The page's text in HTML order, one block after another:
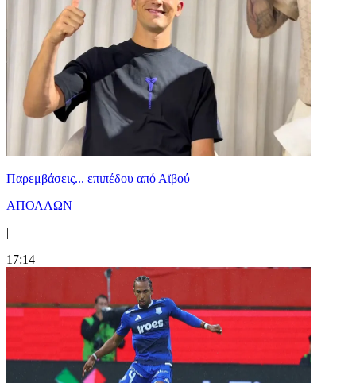
Παρεμβάσεις... επιπέδου από Αϊβού
ΑΠΟΛΛΩΝ
|
17:14